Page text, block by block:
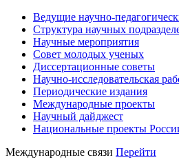
Ведущие научно-
Структура научных
Научные мероприятия
Совет молодых ученых
Диссертационные советы
Научно-исследовательская
Периодические издания
Международные проекты
Научный дайджест
Национальные проекты
Международные связи Перейти